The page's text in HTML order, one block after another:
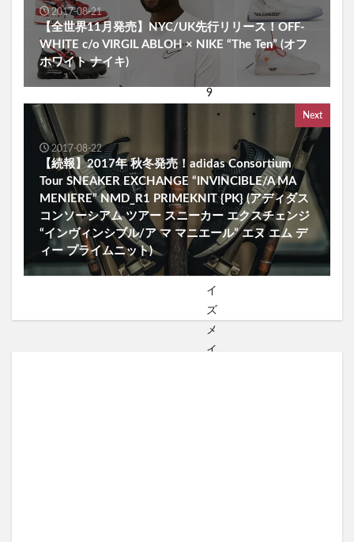
2017-08-21
【全世界11月発売】NYC/UK先行リリース！OFF-
WHITE c/o VIRGIL ABLOH × NIKE “The Ten” (オフ
ホワイト ナイキ)
Next
2017-08-22
【続報】2017年 秋冬発売！adidas Consortium
Tour SNEAKER EXCHANGE “INVINCIBLE/A MA
MENIERE” NMD_R1 PRIMEKNIT {PK} (アディダス
コンソーシアム ツアー スニーカー エクスチェンジ
“インヴィンシブル/ア マ マニエール” エヌ エム デ
ィー プライムニット)